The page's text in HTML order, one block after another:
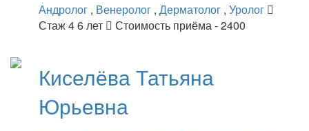
Андролог , Венеролог , Дерматолог , Уролог
Стаж 4 6 лет
Стоимость приёма - 2400
КиселёваТатьяна
Юрьевна